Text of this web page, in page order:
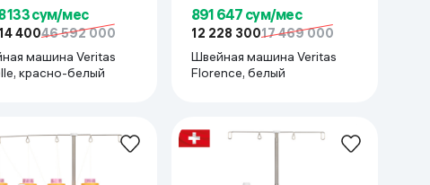
отделение для аксессуаров
133 сум/мес
40046 592 000
машина Veritas
красно-белый
891 647 сум/мес
12 228 30017 469 000
Швейная машина Veritas
Florence, белый